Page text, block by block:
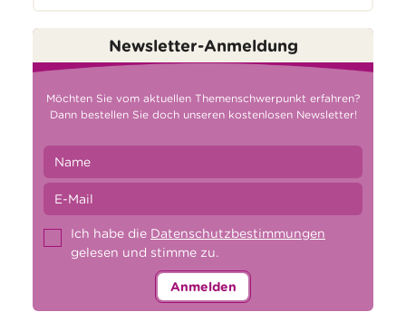
Newsletter-Anmeldung
Möchten Sie vom aktuellen Themenschwerpunkt erfahren?
Dann bestellen Sie doch unseren kostenlosen Newsletter!
Ich habe die Datenschutzbestimmungen
gelesen und stimme zu.
Anmelden